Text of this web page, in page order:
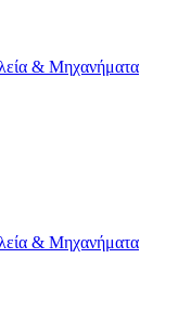
& Μηχανήματα
& Μηχανήματα